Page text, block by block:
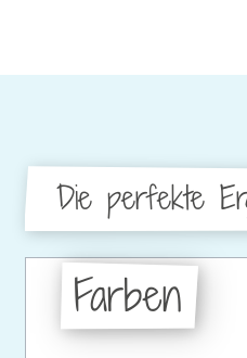
Die perfekte
Farben